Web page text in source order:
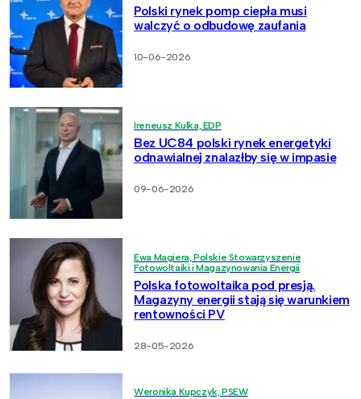
Polski rynek pomp ciepła musi
walczyć o odbudowę zaufania
10-06-2026
Ireneusz Kulka, EDP
Bez UC84 polski rynek energetyki
odnawialnej znalazłby się w impasie
09-06-2026
Ewa Magiera, Polskie Stowarzyszenie
Fotowoltaiki i Magazynowania Energii
Polska fotowoltaika pod presją.
Magazyny energii stają się warunkiem
rentowności PV
28-05-2026
Weronika Kupczyk, PSEW